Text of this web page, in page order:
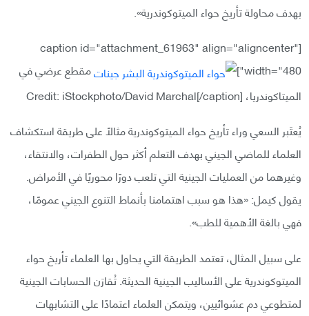
بهدف محاولة تأريخ حواء الميتوكوندرية».
[caption id="attachment_61963" align="aligncenter"
width="480"]
مقطع عرضي في
الميتاكوندريا، Credit: iStockphoto/David Marchal[/caption]
يُعتَبر السعي وراء تأريخ حواء الميتوكوندرية مثالًا على طريقة استكشاف
العلماء للماضي الجيني بهدف التعلم أكثر حول الطفرات، والانتقاء،
وغيرهما من العمليات الجينية التي تلعب دورًا محوريًا في الأمراض.
يقول كيمل: «هذا هو سبب اهتمامنا بأنماط التنوع الجيني عمومًا،
فهي بالغة الأهمية للطب».
على سبيل المثال، تعتمد الطريقة التي يحاول بها العلماء تأريخ حواء
الميتوكوندرية على الأساليب الجينية الحديثة. تُقارَن الحسابات الجينية
لمتطوعي دم عشوائيين، ويتمكن العلماء اعتمادًا على التشابهات